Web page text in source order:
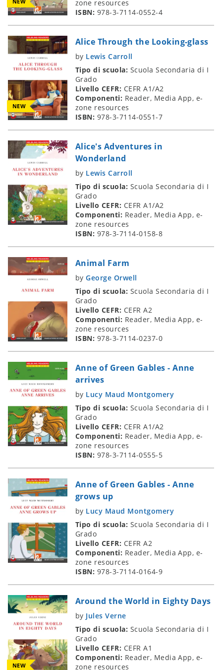
zone resources
ISBN: 978-3-7114-0552-4
NEW
Alice Through the Looking-glass
by Lewis Carroll
Tipo di scuola: Scuola Secondaria di I
Grado
Livello CEFR: CEFR A1/A2
Componenti: Reader, Media App, e-
zone resources
ISBN: 978-3-7114-0551-7
Alice's Adventures in
Wonderland
by Lewis Carroll
Tipo di scuola: Scuola Secondaria di I
Grado
Livello CEFR: CEFR A1/A2
Componenti: Reader, Media App, e-
zone resources
ISBN: 978-3-7114-0158-8
Animal Farm
byGeorge Orwell
Tipo di scuola: Scuola Secondaria di I
Grado
Livello CEFR: CEFR A2
Componenti: Reader, Media App, e-
zone resources
ISBN: 978-3-7114-0237-0
Anne of Green Gables - Anne
arrives
by Lucy Maud Montgomery
Tipo di scuola: Scuola Secondaria di I
Grado
Livello CEFR: CEFR A1/A2
Componenti: Reader, Media App, e-
zone resources
ISBN: 978-3-7114-0555-5
Anne of Green Gables - Anne
grows up
by Lucy Maud Montgomery
Tipo di scuola: Scuola Secondaria di I
Grado
Livello CEFR: CEFR A2
Componenti: Reader, Media App, e-
zone resources
ISBN: 978-3-7114-0164-9
NEW
Around the World in Eighty Days
by Jules Verne
Tipo di scuola: Scuola Secondaria di I
Grado
Livello CEFR: CEFR A1
Componenti: Reader, Media App, e-
zone resources